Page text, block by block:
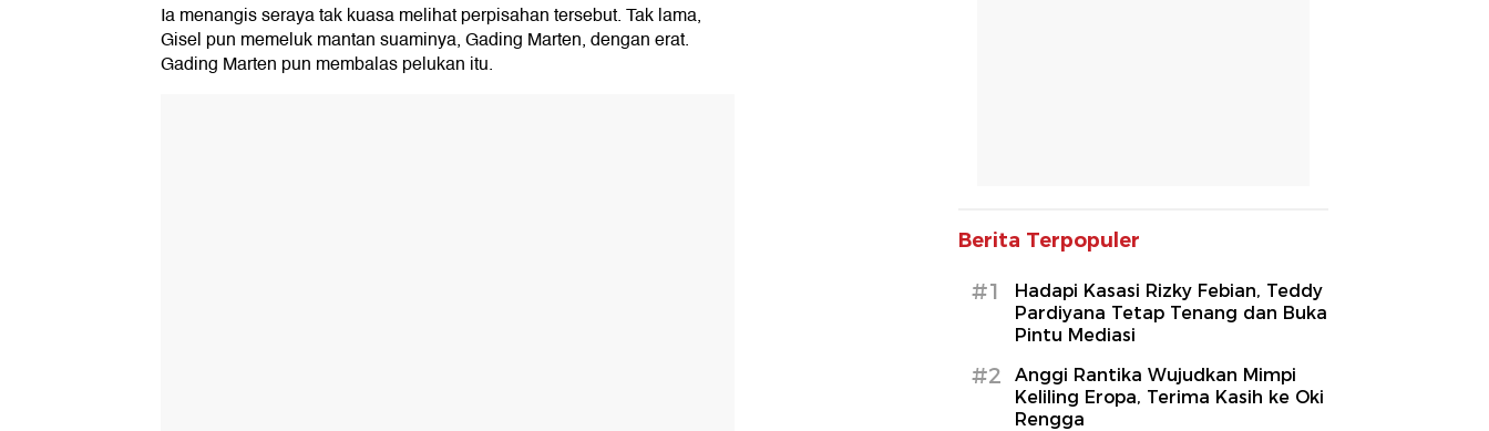
Ia menangis seraya tak kuasa melihat perpisahan tersebut. Tak lama,
Gisel pun memeluk mantan suaminya, Gading Marten, dengan erat.
Gading Marten pun membalas pelukan itu.
Berita Terpopuler
#1
Hadapi Kasasi Rizky Febian, Teddy
Pardiyana Tetap Tenang dan Buka
Pintu Mediasi
#2
Anggi Rantika Wujudkan Mimpi
Keliling Eropa, Terima Kasih ke Oki
Rengga